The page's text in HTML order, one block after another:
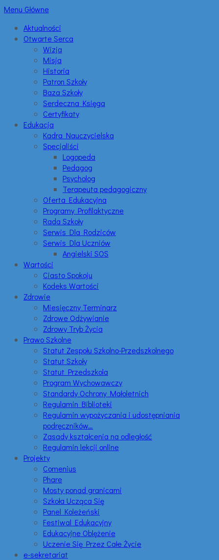
Menu Główne
Aktualności
Otwarte Serca
Wizja
Misja
Historia
Patron Szkoły
Baza Szkoły
Serdeczna Księga
Certyfikaty
Edukacja
Kadra Nauczycielska
Specjaliści
Logopeda
Pedagog
Psycholog
Terapeuta pedagogiczny
Oferta Edukacyjna
Programy Profilaktyczne
Rada Szkoły
Serwis Dla Rodziców
Serwis Dla Uczniów
Angielski SOS
Wartości
Ciasto Spokoju
Kodeks Wartości
Zdrowie
Miesięczny Terminarz
Zdrowe Odżywianie
Zdrowy Tryb Życia
Prawo Szkolne
Statut Zespołu Szkolno-Przedszkolnego
Statut Szkoły
Statut Przedszkola
Program Wychowawczy
Standardy Ochrony Małoletnich
Regulamin Biblioteki
Regulamin wypożyczania i udostępniania
podręczników…
Zasady kształcenia na odległość
Regulamin lekcji online
Projekty
Comenius
Phare
Mosty ponad granicami
Szkoła Ucząca Się
Panel Koleżeński
Festiwal Edukacyjny
Edukacyjne Oblężenie
Uczenie Się Przez Całe Życie
e-sekretariat